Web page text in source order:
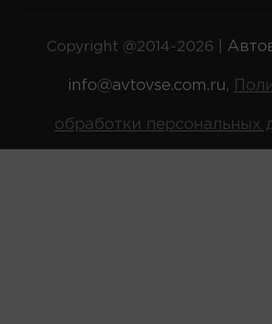
Copyright @2014-2026 |
info@avtovse.com.ru,
обработки персональных